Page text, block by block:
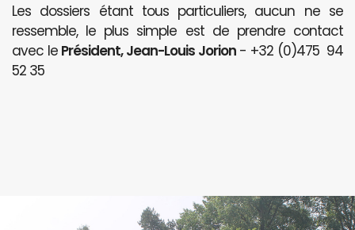
Les dossiers étant tous particuliers, aucun ne se
ressemble, le plus simple est de prendre contact
avec le Président, Jean-Louis Jorion- +32 (0)475 94
52 35